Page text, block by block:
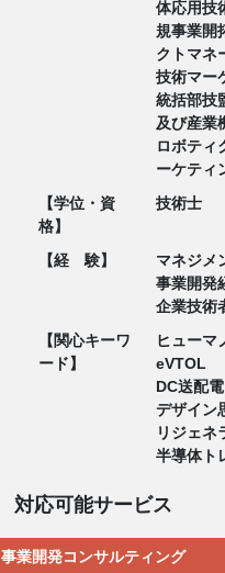
体応用技
規事業開
クトマネ
技術マー
統括部技
及び産業
ロボティ
ーケティ
【学位・資
格】
技術士
【経 験】
マネジメ
事業開発
企業技術
【関心キーワ
ード】
ヒューマ
eVTOL
DC送配電
デザイン
リジェネ
半導体ト
対応可能サービス
事業開発コンサルティング